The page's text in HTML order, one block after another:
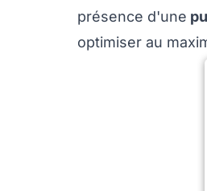
présence d'une
optimiser au